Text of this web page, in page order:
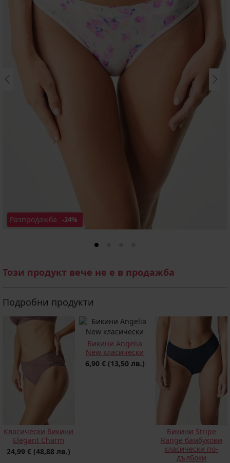
Разпродажба -24%
Този продукт вече не е в продажба
Подробни продукти
Класически бикини
Elegant Charm
24,99 € (48,88 лв.)
Бикини Angelia
New класически
6,90 € (13,50 лв.)
Бикини Stripe
Range бамбукови
класически по-
дълбоки